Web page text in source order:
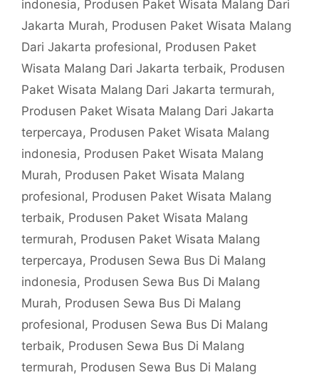
indonesia, Produsen Paket Wisata Malang Dari
Jakarta Murah, Produsen Paket Wisata Malang
Dari Jakarta profesional, Produsen Paket
Wisata Malang Dari Jakarta terbaik, Produsen
Paket Wisata Malang Dari Jakarta termurah,
Produsen Paket Wisata Malang Dari Jakarta
terpercaya, Produsen Paket Wisata Malang
indonesia, Produsen Paket Wisata Malang
Murah, Produsen Paket Wisata Malang
profesional, Produsen Paket Wisata Malang
terbaik, Produsen Paket Wisata Malang
termurah, Produsen Paket Wisata Malang
terpercaya, Produsen Sewa Bus Di Malang
indonesia, Produsen Sewa Bus Di Malang
Murah, Produsen Sewa Bus Di Malang
profesional, Produsen Sewa Bus Di Malang
terbaik, Produsen Sewa Bus Di Malang
termurah, Produsen Sewa Bus Di Malang